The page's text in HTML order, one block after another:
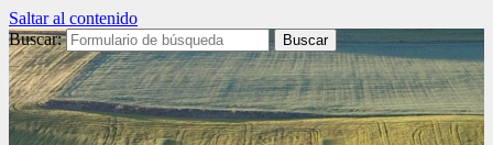
Saltar al contenido
Buscar: